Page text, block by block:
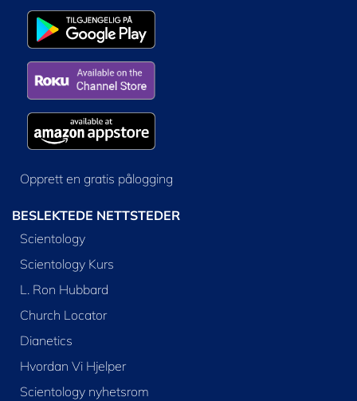
Opprett en gratis pålogging
BESLEKTEDE NETTSTEDER
Scientology
Scientology Kurs
L. Ron Hubbard
Church Locator
Dianetics
Hvordan Vi Hjelper
Scientology nyhetsrom